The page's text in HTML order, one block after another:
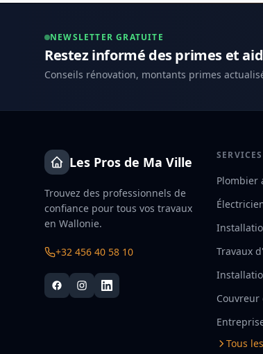
NEWSLETTER GRATUITE
Restez informé des primes et
Conseils rénovation, montants primes
Les Pros de Ma Ville
Trouvez des professionnels de
confiance pour tous vos travaux
en Wallonie.
+32 456 40 58 10
SERVICES
Plombier
Travaux
Tous